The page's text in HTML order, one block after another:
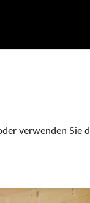
verwenden Sie